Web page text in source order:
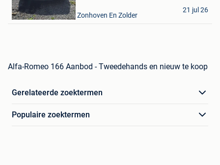
Giorgio
Houthalen+ Deel Van Zonhoven En Zolder
21 jul 26
Alfa-Romeo 166 Aanbod - Tweedehands en nieuw te koop
Gerelateerde zoektermen
Populaire zoektermen